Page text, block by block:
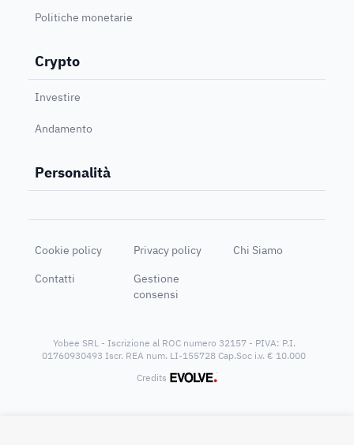
Politiche monetarie
Crypto
Investire
Andamento
Personalità
Cookie policy Privacy policy
Chi Siamo
Contatti
Gestione
consensi
Yobee SRL - Iscrizione al ROC numero 32157 - PIVA: P.I.
01760930493 Iscr. REA num. LI-155728 Cap.Soc i.v. € 10.000
Credits
®